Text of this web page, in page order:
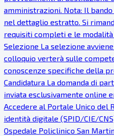
amministrazioni. Nota: Il
nel dettaglio estratto. Si
requisiti completi e le
Selezione La selezione
colloquio verterà sulle
conoscenze specifiche della
Candidatura La domanda di
inviata esclusivamente online
Accedere al Portale Unico del
identità digitale (SPID/CIE/
Ospedale Policlinico San